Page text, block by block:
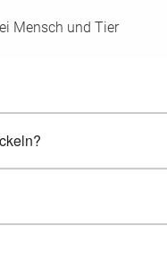
Mensch und Tier